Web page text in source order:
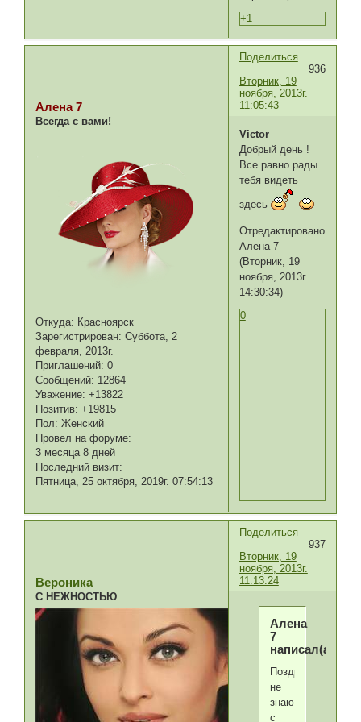
+1
Поделиться
936
Вторник, 19
ноября, 2013г.
11:05:43
Алена 7
Всегда с вами!
Откуда: Красноярск
Зарегистрирован: Суббота, 2
февраля, 2013г.
Приглашений: 0
Сообщений: 12864
Уважение: +13822
Позитив: +19815
Пол: Женский
Провел на форуме:
3 месяца 8 дней
Последний визит:
Пятница, 25 октября, 2019г. 07:54:13
Victor
Добрый день !
Все равно рады
тебя видеть
здесь
Отредактировано
Алена 7
(Вторник, 19
ноября, 2013г.
14:30:34)
0
Поделиться
937
Вторник, 19
ноября, 2013г.
11:13:24
Вероника
С НЕЖНОСТЬЮ
Алена
7
написал(а):
не
знаю
с